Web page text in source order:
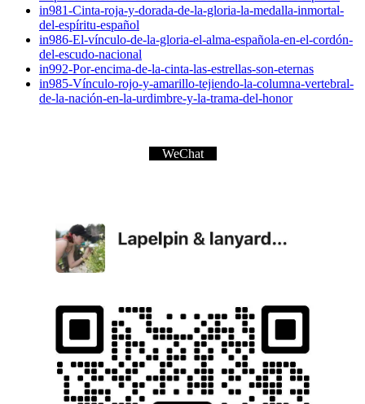
in981-Cinta-roja-y-dorada-de-la-gloria-la-medalla-inmortal-
del-espíritu-español
in986-El-vínculo-de-la-gloria-el-alma-española-en-el-cordón-
del-escudo-nacional
in992-Por-encima-de-la-cinta-las-estrellas-son-eternas
in985-Vínculo-rojo-y-amarillo-tejiendo-la-columna-vertebral-
de-la-nación-en-la-urdimbre-y-la-trama-del-honor
WeChat